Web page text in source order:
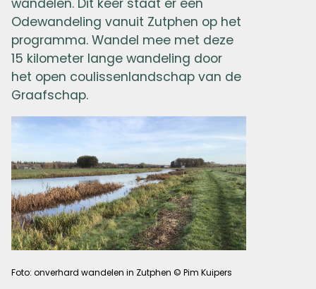
Odewandeling vanuit Zutphen op het
programma. Wandel mee met deze
15 kilometer lange wandeling door
het open coulissenlandschap van de
Graafschap.
Foto: onverhard wandelen in Zutphen © Pim Kuipers